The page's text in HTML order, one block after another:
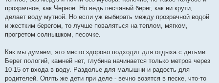
е
н
я
прозрачное, как Черное. Но ведь песчаный берег, как ни крути,
делает воду мутной. Но если уж выбирать между прозрачной водой
и жестким берегом, то лучше поваляться на теплом, мягком,
прогретом солнышком, песочке.
Как мы думаем, это место здорово подходит для отдыха с детьми.
Берег пологий, камней нет, глубина начинается только метров через
10-15 от входа в воду. Раздолье для малышни и радость для
родителей. Опять же дети при деле - вечно возятся в песке, что-то